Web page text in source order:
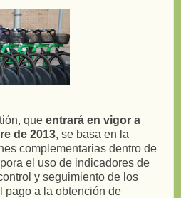
que entrará en vigor a
de 2013, se basa en la
complementarias dentro de
el uso de indicadores de
y seguimiento de los
pago a la obtención de